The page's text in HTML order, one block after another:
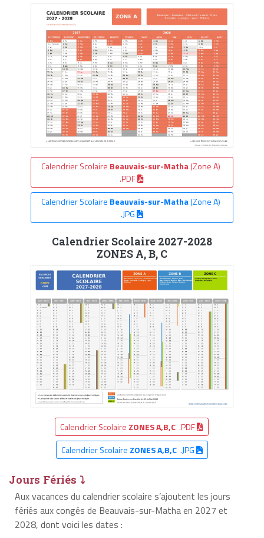
Calendrier Scolaire Beauvais-sur-Matha(Zone A)
.PDF
Calendrier Scolaire Beauvais-sur-Matha(Zone A)
.JPG
Calendrier Scolaire 2027-2028
ZONES A, B, C
Calendrier Scolaire ZONES A,B,C .PDF
Calendrier Scolaire ZONES A,B,C.JPG
Jours Fériés ⤵
Aux vacances du calendrier scolaire s’ajoutent les jours
fériés aux congés de Beauvais-sur-Matha en 2027 et
2028, dont voici les dates :